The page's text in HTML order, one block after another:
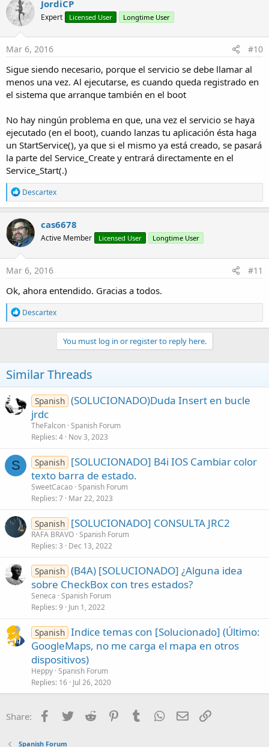
JordiCP
Expert Licensed User Longtime User
Mar 6, 2016 #10
Sigue siendo necesario, porque el servicio se debe llamar al
menos una vez. Al ejecutarse, es cuando queda registrado en
el sistema que arranque también en el boot
No hay ningún problema en que, una vez el servicio se haya
ejecutado (en el boot), cuando lanzas tu aplicación ésta haga
un StartService(), ya que si el mismo ya está creado, se pasará
la parte del Service_Create y entrará directamente en el
Service_Start(.)
R
e
a
c
t
i
o
n
s
Descartex
cas6678
Active Member Licensed User Longtime User
Mar 6, 2016 #11
Ok, ahora entendido. Gracias a todos.
R
e
a
n
s
:
Descartex
You must log in or register to reply here.
Similar Threads
Spanish (SOLUCIONADO)Duda Insert en bucle
jrdc
TheFalcon Spanish Forum
Replies 4 Nov 3, 2023
S Spanish [SOLUCIONADO] B4i IOS Cambiar color
texto barra de estado.
SweetCacao Spanish Forum
Replies 7 Mar 22, 2023
Spanish [SOLUCIONADO] CONSULTA JRC2
RAFA BRAVO Spanish Forum
Replies 3 Dec 13, 2022
Spanish (B4A) [SOLUCIONADO] ¿Alguna idea
sobre CheckBox con tres estados?
Seneca Spanish Forum
Replies 9 Jun 1, 2022
Spanish Indice temas con [Solucionado] (Último:
GoogleMaps, no me carga el mapa en otros
dispositivos)
Heppy Spanish Forum
Replies 16 Jul 26, 2020
Share: Facebook
Twitter Reddit PinterestTumblr WhatsApp
Email
Spanish Forum